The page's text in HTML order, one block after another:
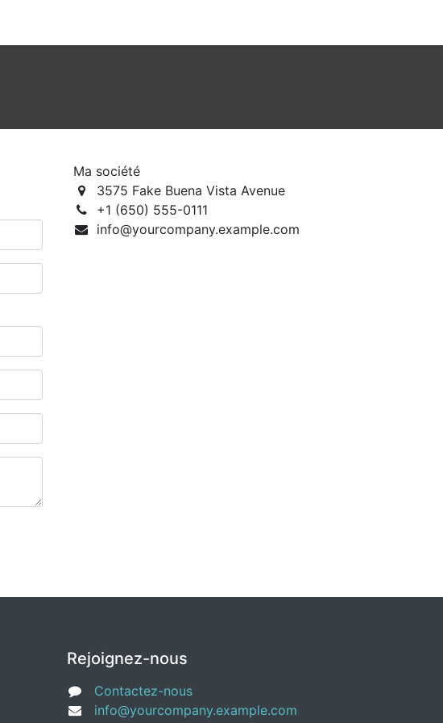
Ma société
3575 Fake Buena Vista Avenue
+1 (650) 555-0111
info@yourcompany.example.com
Rejoignez-nous
Contactez-nous
info@yourcompany.example.com